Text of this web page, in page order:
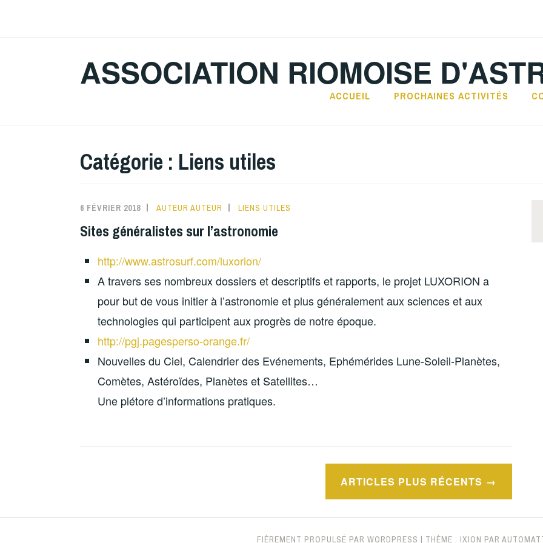
ASSOCIATION RIOMOISE
ACCUEIL PROCHAINES ACTIVITÉS
Catégorie : Liens utiles
6 FÉVRIER 2018 AUTEUR AUTEUR LIENS UTILES
Sites généralistes sur l’astronomie
http://www.astrosurf.com/luxorion/
A travers ses nombreux dossiers et descriptifs et rapports, le projet LUXORION a
pour but de vous initier à l’astronomie et plus généralement aux sciences et aux
technologies qui participent aux progrès de notre époque.
http://pgj.pagesperso-orange.fr/
Nouvelles du Ciel, Calendrier des Evénements, Ephémérides Lune-Soleil-Planètes,
Comètes, Astéroïdes, Planètes et Satellites…
Une plétore d’informations pratiques.
ARTICLES PLUS RÉCENTS
FIÈREMENT PROPULSÉ PAR WORDPRESS | THÈME : IXION PAR